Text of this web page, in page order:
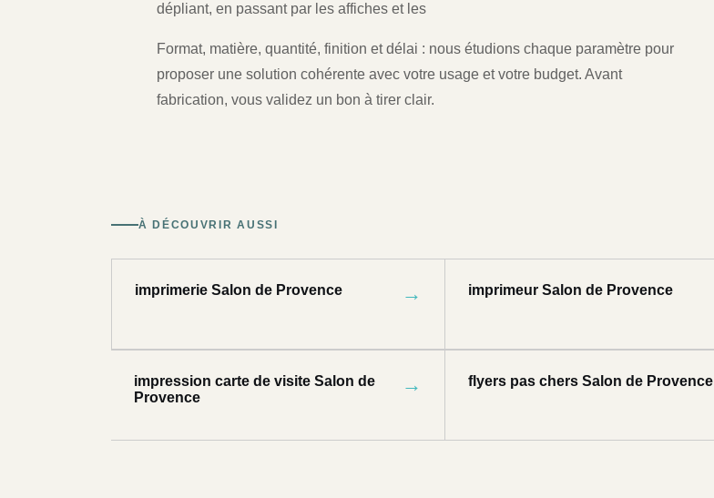
dépliant, en passant par les affiches et les
Format, matière, quantité, finition et délai : nous étudions chaque paramètre pour
proposer une solution cohérente avec votre usage et votre budget. Avant
fabrication, vous validez un bon à tirer clair.
À DÉCOUVRIR AUSSI
imprimerie Salon de Provence → imprimeur Salon de Provence
impression carte de visite Salon de
Provence
→ flyers pas chers Salon de Provence